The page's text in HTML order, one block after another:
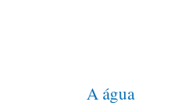
A água